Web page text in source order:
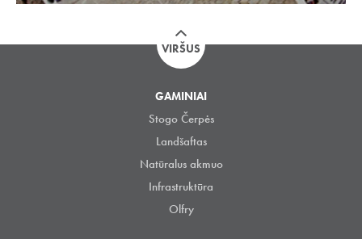
VIRŠUS
GAMINIAI
Stogo Čerpės
Landšaftas
Natūralus akmuo
Infrastruktūra
Olfry